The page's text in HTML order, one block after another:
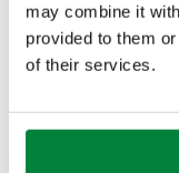
may combine it
provided to them
of their services.
526151
G 3/4" A
H.З.
2D-креслення